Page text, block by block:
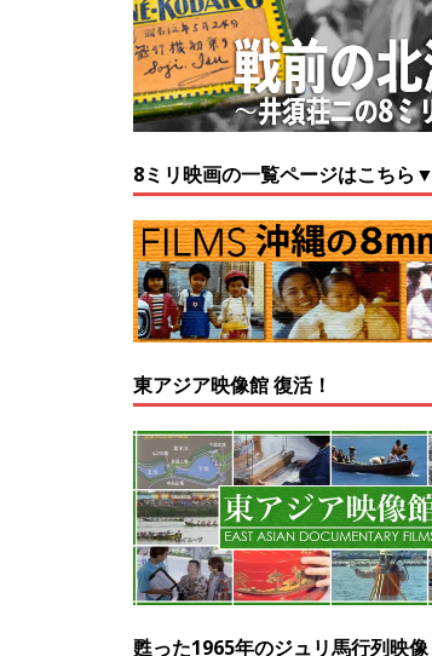
8ミリ映画の一覧ページはこちら▼
東アジア映像館 復活！
甦った1965年のジュリ馬行列映像